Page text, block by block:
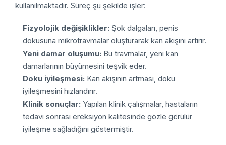
kullanılmaktadır. Süreç şu şekilde işler:
Fizyolojik değişiklikler: Şok dalgaları, penis
dokusuna mikrotravmalar oluşturarak kan akışını artırır.
Yeni damar oluşumu: Bu travmalar, yeni kan
damarlarının büyümesini teşvik eder.
Doku iyileşmesi: Kan akışının artması, doku
iyileşmesini hızlandırır.
Klinik sonuçlar: Yapılan klinik çalışmalar, hastaların
tedavi sonrası ereksiyon kalitesinde gözle görülür
iyileşme sağladığını göstermiştir.